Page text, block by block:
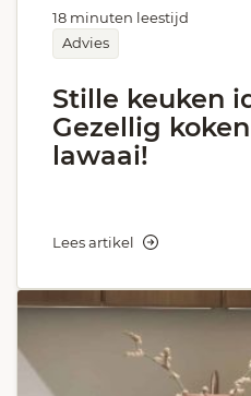
Advies
18 minuten leestijd
Stille keuken
Gezellig
lawaai!
Lees artikel